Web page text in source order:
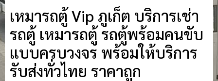
เหมารถตู้ Vip ภูเก็ต บริการเช่า
รถตู้ เหมารถตู้ รถตู้พร้อมคนขับ
แบบครบวงจร พร้อมให้บริการ
รับส่งทั่วไทย ราคาถูก